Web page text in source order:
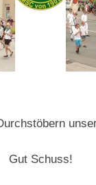
Gut Schuss!